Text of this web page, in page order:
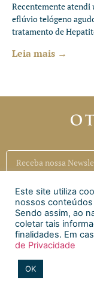
Recentemente atendi
eflúvio telógeno
tratamento de
Leia mais →
Siga a
Este site utiliza
nossos
Sendo assim, ao
coletar tais
finalidades. Em
de Privacidade
OK